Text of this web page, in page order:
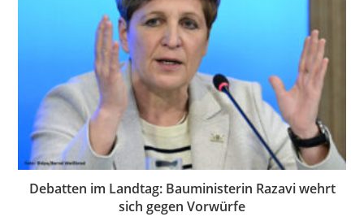
Debatten im Landtag: Bauministerin Razavi wehrt
sich gegen Vorwürfe